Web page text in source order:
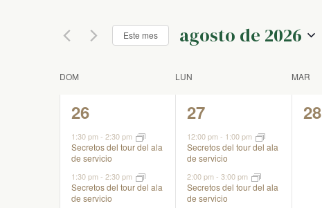
vistas
de
Eventos
clave.
del
que
lista
eventos
actualice
con
Este mes agosto de 2026
fecha.
Calendario
de
Eventos
DOM LUN MAR
4
eventos,
26
1:30 pm- 2:30 pm
Secretos del tour del ala
de servicio
1:30 pm- 2:30 pm
Secretos del tour del ala
de servicio
2
eventos,
27
12:00 pm- 1:00 pm
Secretos del tour del ala
de servicio
2:00 pm-3:00 pm
Secretos del tour del ala
de servicio
0
28